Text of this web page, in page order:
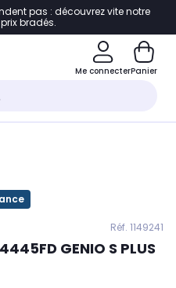
de page
pas : découvrez vite notre
bradés.
Me connecterPanier
Réf. 1149241
GENIO S PLUS